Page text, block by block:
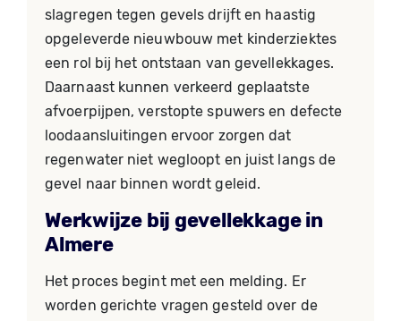
slagregen tegen gevels drijft en haastig
opgeleverde nieuwbouw met kinderziektes
een rol bij het ontstaan van gevellekkages.
Daarnaast kunnen verkeerd geplaatste
afvoerpijpen, verstopte spuwers en defecte
loodaansluitingen ervoor zorgen dat
regenwater niet wegloopt en juist langs de
gevel naar binnen wordt geleid.
Werkwijze bij gevellekkage in
Almere
Het proces begint met een melding. Er
worden gerichte vragen gesteld over de